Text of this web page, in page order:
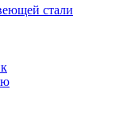
стали